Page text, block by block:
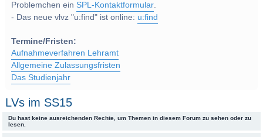
Problemchen einSPL-Kontaktformular.
- Das neue vlvz "u:find" ist online: u:find
Termine/Fristen:
Aufnahmeverfahren Lehramt
Allgemeine Zulassungsfristen
Das Studienjahr
LVs im SS15
Du hast keine ausreichenden Rechte, um Themen in diesem Forum zu sehen oder zu
lesen.